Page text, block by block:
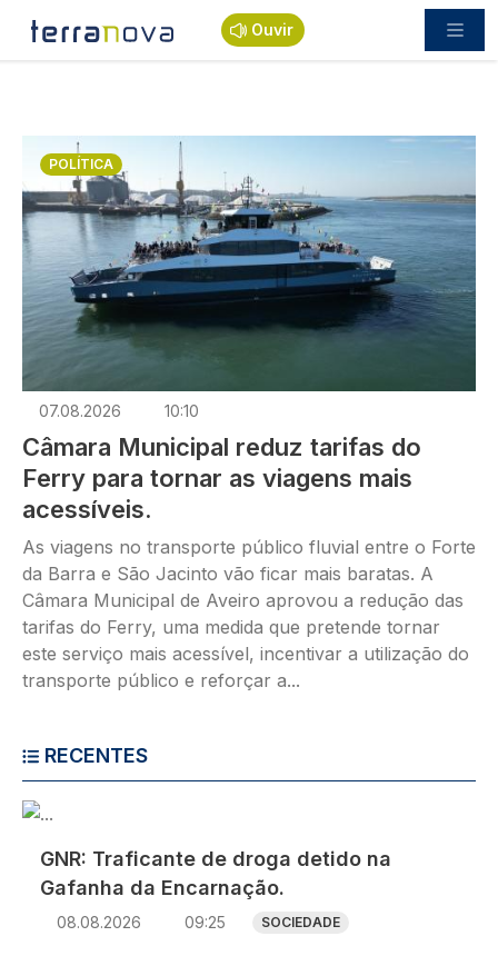
Passar para o conteúdo principal
Ouvir
Imagem
POLÍTICA
07.08.2026 10:10
Câmara Municipal reduz tarifas do
Ferry para tornar as viagens mais
acessíveis.
As viagens no transporte público fluvial entre o Forte
da Barra e São Jacinto vão ficar mais baratas. A
Câmara Municipal de Aveiro aprovou a redução das
tarifas do Ferry, uma medida que pretende tornar
este serviço mais acessível, incentivar a utilização do
transporte público e reforçar a...
RECENTES
Imagem
GNR: Traficante de droga detido na
Gafanha da Encarnação.
08.08.2026 09:25 SOCIEDADE